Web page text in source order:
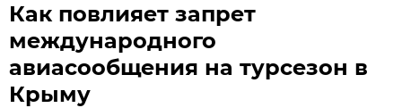
Как повлияет запрет
международного
авиасообщения на турсезон в
Крыму